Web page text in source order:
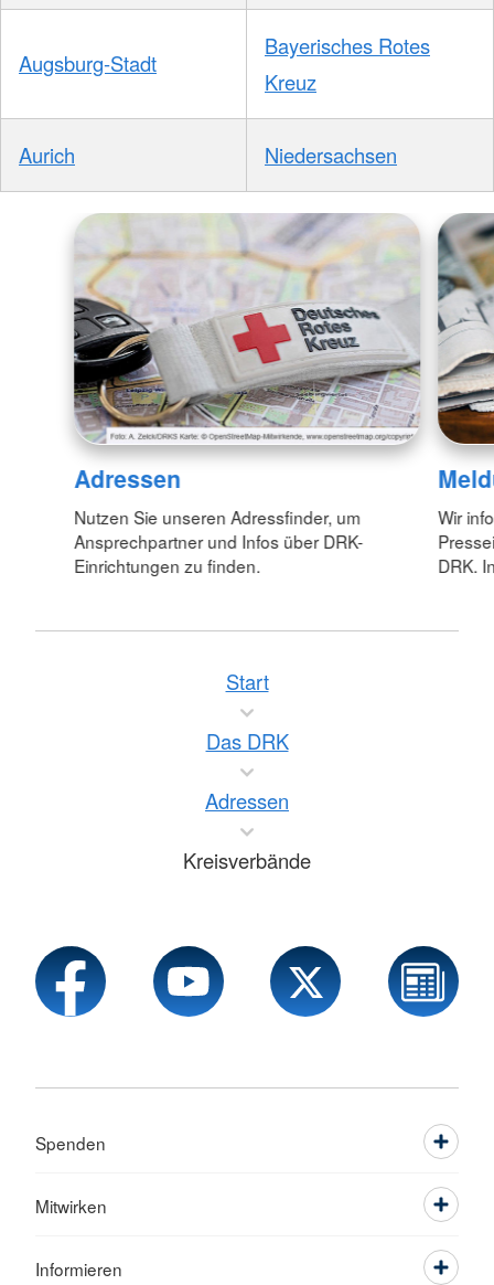
Augsburg-Stadt
Bayerisches Rotes
Kreuz
Aurich Niedersachsen
Adressen
Nutzen Sie unseren Adressfinder, um
Ansprechpartner und Infos über DRK-
Einrichtungen zu finden.
Wir
DRK.
Start
Das DRK
Adressen
Kreisverbände
Spenden
Mitwirken
Informieren